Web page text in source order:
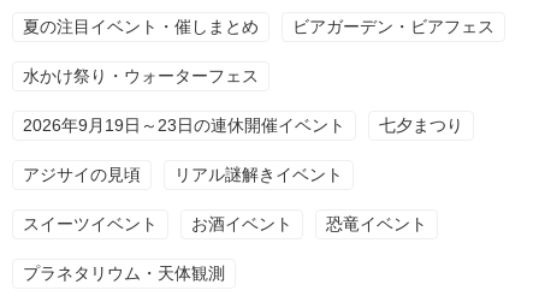
夏の注目イベント・催しまとめ ビアガーデン・ビアフェス
水かけ祭り・ウォーターフェス
2026年9月19日～23日の連休開催イベント 七夕まつり
アジサイの見頃 リアル謎解きイベント
スイーツイベント お酒イベント 恐竜イベント
プラネタリウム・天体観測